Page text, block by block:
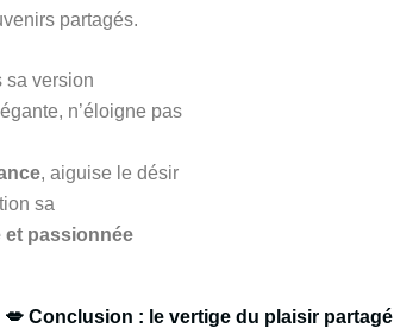
partagés.
sa version
n’éloigne pas
, aiguise le désir
sa
et passionnée
💋 Conclusion : le vertige du plaisir partagé